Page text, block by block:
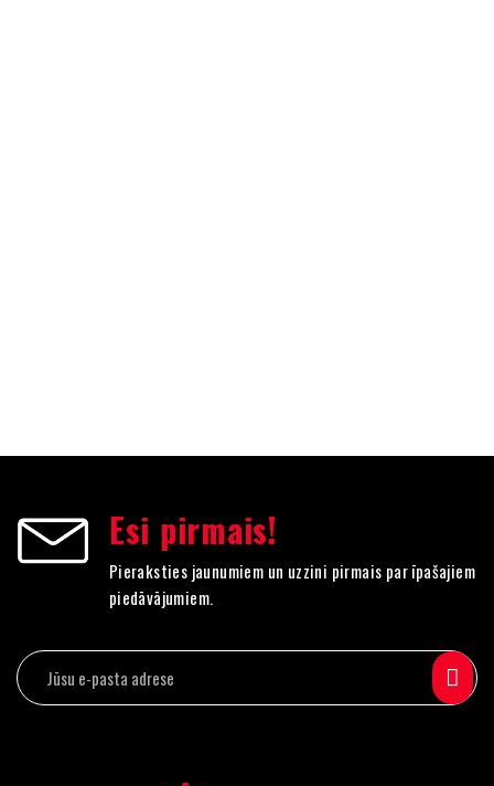
Esi pirmais!
Pieraksties jaunumiem un uzzini pirmais par īpašajiem
piedāvājumiem.